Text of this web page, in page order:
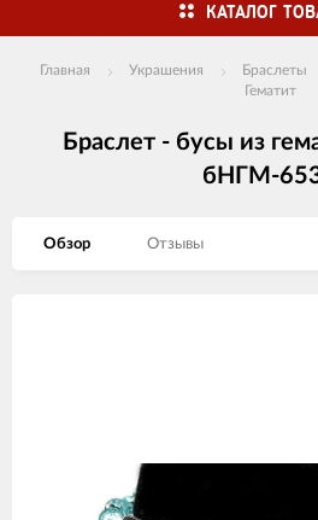
КАТАЛОГ
Главная Украшения Браслеты
Гематит
Браслет - бусы из
бНГМ-
Обзор Отзывы